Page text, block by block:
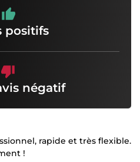
positifs
négatif
rapide et très flexible.
!